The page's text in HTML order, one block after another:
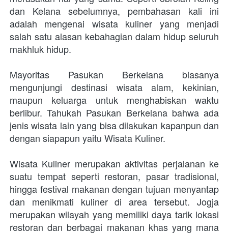
dan Kelana sebelumnya, pembahasan kali ini
adalah mengenai wisata kuliner yang menjadi
salah satu alasan kebahagian dalam hidup seluruh
makhluk hidup.
Mayoritas Pasukan Berkelana biasanya
mengunjungi destinasi wisata alam, kekinian,
maupun keluarga untuk menghabiskan waktu
berlibur. Tahukah Pasukan Berkelana bahwa ada
jenis wisata lain yang bisa dilakukan kapanpun dan
dengan siapapun yaitu Wisata Kuliner.
Wisata Kuliner merupakan aktivitas perjalanan ke
suatu tempat seperti restoran, pasar tradisional,
hingga festival makanan dengan tujuan menyantap
dan menikmati kuliner di area tersebut. Jogja
merupakan wilayah yang memiliki daya tarik lokasi
restoran dan berbagai makanan khas yang mana